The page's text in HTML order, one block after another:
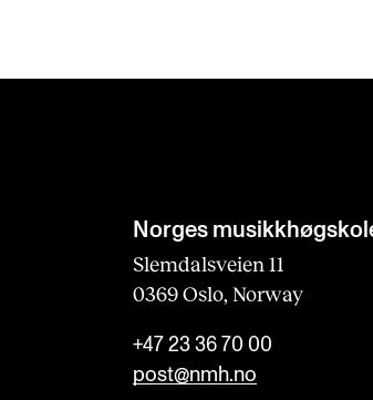
Norges
Slemdalsveien 11
0369 Oslo, Norway
+47 23 36 70 00
post@nmh.no